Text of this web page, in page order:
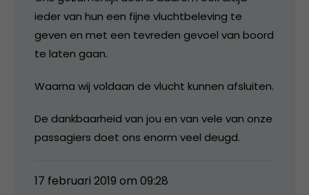
ieder van hun een fijne vluchtbeleving te
geven en met een tevreden gevoel van boord
te laten gaan.
Waarna wij voldaan de vlucht kunnen afsluiten.
De dankbaarheid van jou en van vele van onze
passagiers doet ons enorm veel deugd.
17 februari 2019 om 09:28